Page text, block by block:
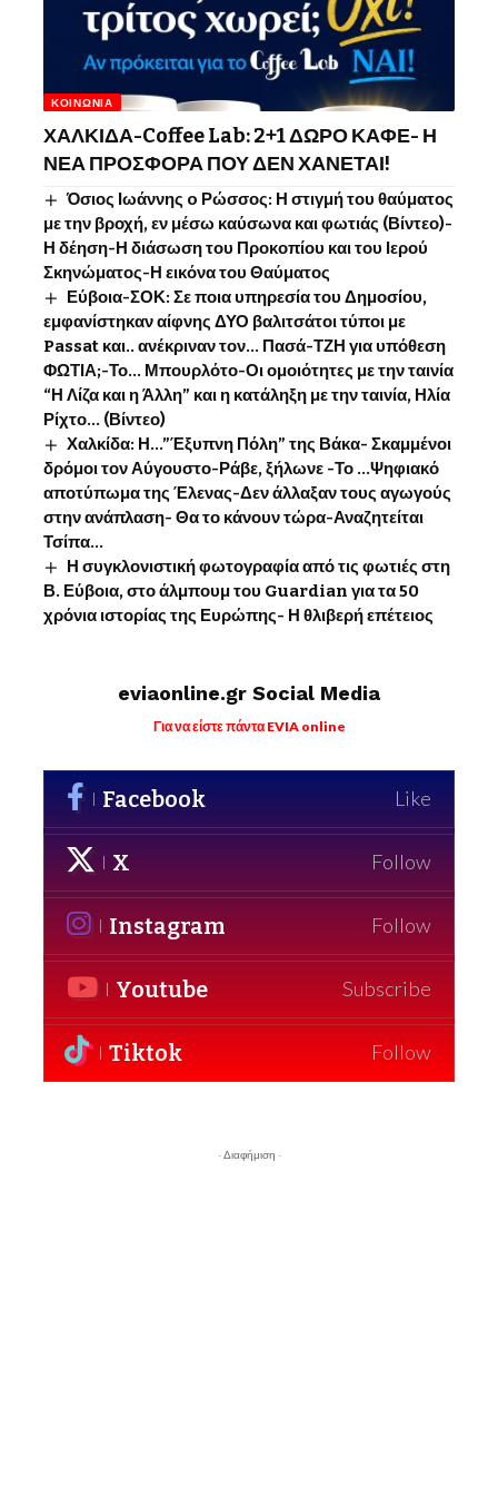
ΚΟΙΝΩΝΊΑ
ΧΑΛΚΙΔΑ-Coffee Lab: 2+1 ΔΩΡΟ ΚΑΦΕ- Η
ΝΕΑ ΠΡΟΣΦΟΡΑ ΠΟΥ ΔΕΝ ΧΑΝΕΤΑΙ!
Όσιος Ιωάννης o Ρώσσος: Η στιγμή του θαύματος
με την βροχή, εν μέσω καύσωνα και φωτιάς (Βίντεο)-
Η δέηση-Η διάσωση του Προκοπίου και του Ιερού
Σκηνώματος-Η εικόνα του Θαύματος
Εύβοια-ΣΟΚ: Σε ποια υπηρεσία του Δημοσίου,
εμφανίστηκαν αίφνης ΔΥΟ βαλιτσάτοι τύποι με
Passat και.. ανέκριναν τον… Πασά-ΤΖΗ για υπόθεση
ΦΩΤΙΑ;-Το… Μπουρλότο-Οι ομοιότητες με την ταινία
“Η Λίζα και η Άλλη” και η κατάληξη με την ταινία, Ηλία
Ρίχτο… (Βίντεο)
Χαλκίδα: Η…”Έξυπνη Πόλη” της Βάκα- Σκαμμένοι
δρόμοι τον Αύγουστο-Ράβε, ξήλωνε -Το …Ψηφιακό
αποτύπωμα της Έλενας-Δεν άλλαξαν τους αγωγούς
στην ανάπλαση- Θα το κάνουν τώρα-Αναζητείται
Τσίπα…
Η συγκλονιστική φωτογραφία από τις φωτιές στη
Β. Εύβοια, στο άλμπουμ του Guardian για τα 50
χρόνια ιστορίας της Ευρώπης- Η θλιβερή επέτειος
eviaonline.gr Social Media
Για να είστε πάντα EVIA online
Facebook Like
X Follow
Instagram Follow
Youtube Subscribe
Tiktok Follow
- Διαφήμιση -